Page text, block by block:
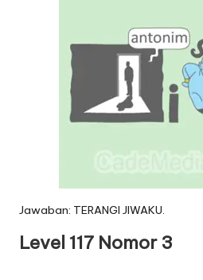
Jawaban: TERANGI JIWAKU.
Level 117 Nomor 3